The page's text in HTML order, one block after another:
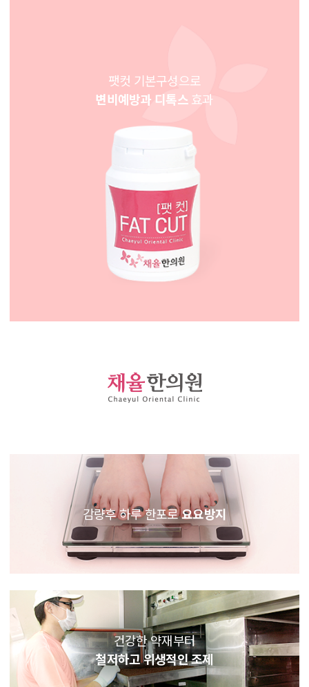
팻컷 기본구성으로
변비예방과 디톡스효과
감량후 하루 한포로요요방지
건강한 약재부터
철저하고 위생적인 조제